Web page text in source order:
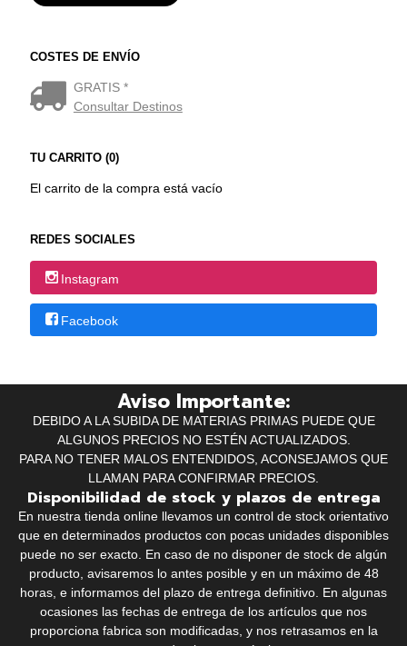
COSTES DE ENVÍO
GRATIS *
Consultar Destinos
TU CARRITO (0)
El carrito de la compra está vacío
REDES SOCIALES
Instagram
Facebook
Aviso Importante:
DEBIDO A LA SUBIDA DE MATERIAS PRIMAS PUEDE QUE
ALGUNOS PRECIOS NO ESTÉN ACTUALIZADOS.
PARA NO TENER MALOS ENTENDIDOS, ACONSEJAMOS QUE
LLAMAN PARA CONFIRMAR PRECIOS.
Disponibilidad de stock y plazos de entrega
En nuestra tienda online llevamos un control de stock orientativo
que en determinados productos con pocas unidades disponibles
puede no ser exacto. En caso de no disponer de stock de algún
producto, avisaremos lo antes posible y en un máximo de 48
horas, e informamos del plazo de entrega definitivo. En algunas
ocasiones las fechas de entrega de los artículos que nos
proporciona fabrica son modificadas, y nos retrasamos en la